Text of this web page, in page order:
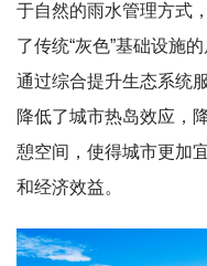
于自然的雨水管理方式
了传统“灰色”基础设施
通过综合提升生态系统
降低了城市热岛效应，
憩空间，使得城市更加
和经济效益。